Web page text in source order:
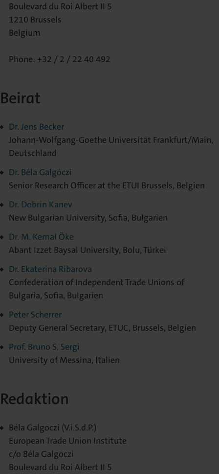
Boulevard du Roi Albert II 5
1210 Brussels
Belgium
Phone: +32 / 2 / 22 40 492
Beirat
Dr. Jens Becker
Johann-Wolfgang-Goethe Universität Frankfurt/Main,
Deutschland
Dr. Béla Galgóczi
Senior Research Officer at the ETUI Brussels, Belgien
Dr. Dobrin Kanev
New Bulgarian University, Sofia, Bulgarien
Dr. M. Kemal Öke
Abant Izzet Baysal University, Bolu, Türkei
Dr. Ekaterina Ribarova
Confederation of Independent Trade Unions of
Bulgaria, Sofia, Bulgarien
Peter Scherrer
Deputy General Secretary, ETUC, Brussels, Belgien
Prof. Bruno S. Sergi
University of Messina, Italien
Redaktion
Béla Galgoczi (V.i.S.d.P.)
European Trade Union Institute
c/o Béla Galgoczi
Boulevard du Roi Albert II 5